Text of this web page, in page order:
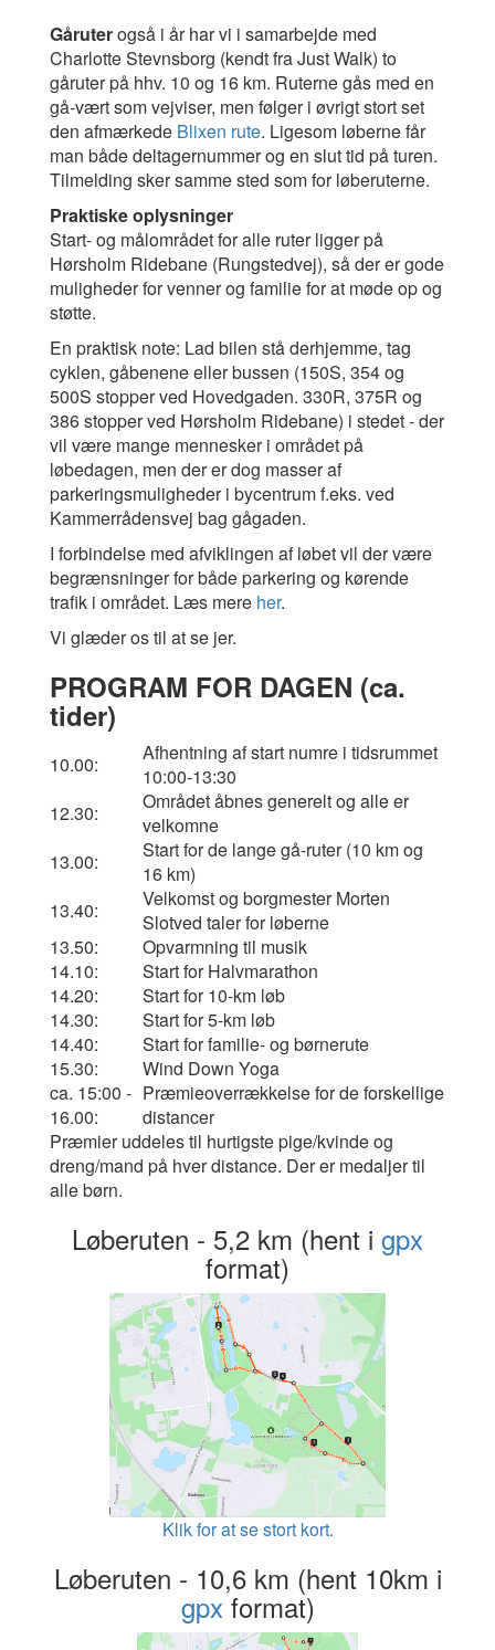
Gåruterogså i år har vi i samarbejde med
Charlotte Stevnsborg (kendt fra Just Walk) to
gåruter på hhv. 10 og 16 km. Ruterne gås med en
gå-vært som vejviser, men følger i øvrigt stort set
den afmærkede Blixen rute. Ligesom løberne får
man både deltagernummer og en slut tid på turen.
Tilmelding sker samme sted som for løberuterne.
Praktiske oplysninger
Start- og målområdet for alle ruter ligger på
Hørsholm Ridebane (Rungstedvej), så der er gode
muligheder for venner og familie for at møde op og
støtte.
En praktisk note: Lad bilen stå derhjemme, tag
cyklen, gåbenene eller bussen (150S, 354 og
500S stopper ved Hovedgaden. 330R, 375R og
386 stopper ved Hørsholm Ridebane) i stedet - der
vil være mange mennesker i området på
løbedagen, men der er dog masser af
parkeringsmuligheder i bycentrum f.eks. ved
Kammerrådensvej bag gågaden.
I forbindelse med afviklingen af løbet vil der være
begrænsninger for både parkering og kørende
trafik i området. Læs mere her.
Vi glæder os til at se jer.
PROGRAM FOR DAGEN (ca.
tider)
10.00:
Afhentning af start numre i tidsrummet
10:00-13:30
12.30:
Området åbnes generelt og alle er
velkomne
13.00:
Start for de lange gå-ruter (10 km og
16 km)
13.40:
Velkomst og borgmester Morten
Slotved taler for løberne
13.50:
Opvarmning til musik
14.10:
Start for Halvmarathon
14.20:
Start for 10-km løb
14.30:
Start for 5-km løb
14.40:
Start for familie- og børnerute
15.30:
Wind Down Yoga
ca. 15:00 -
16.00:
Præmieoverrækkelse for de forskellige
distancer
Præmier uddeles til hurtigste pige/kvinde og
dreng/mand på hver distance. Der er medaljer til
alle børn.
Løberuten - 5,2 km (hent i gpx
format)
Klik for at se stort kort.
Løberuten - 10,6 km (hent 10km i
gpxformat)